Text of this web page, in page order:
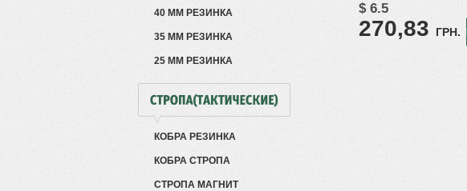
40 ММ РЕЗИНКА
35 ММ РЕЗИНКА
25 ММ РЕЗИНКА
КОБРА РЕЗИНКА
КОБРА СТРОПА
СТРОПА МАГНИТ
$ 6.5
270,83 ГРН.